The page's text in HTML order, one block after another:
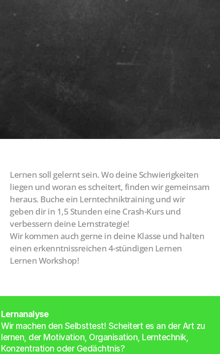
Lernen soll gelernt sein. Wo deine Schwierigkeiten
liegen und woran es scheitert, finden wir gemeinsam
heraus. Buche ein Lerntechniktraining und wir
geben dir in 1,5 Stunden eine Crash-Kurs und
verbessern deine Lernstrategie!
Wir kommen auch gerne in deine Klasse und halten
einen erkenntnissreichen 4-stündigen Lernen
Lernen Workshop!
Lernanalyse
Wir machen den Selbsttest! Scheitert es an der Art zu
lernen, der Motivation, Organisation, Lerntechnik,
Konzentration oder Gedächtnis?